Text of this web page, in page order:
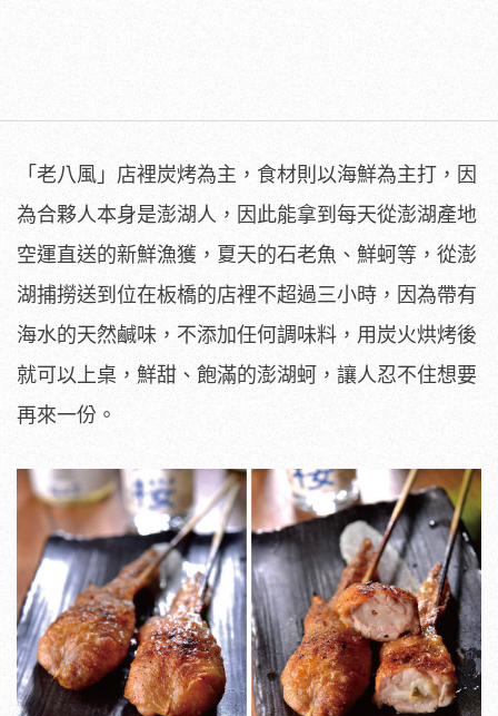
「老八風」店裡炭烤為主，食材則以海鮮為主打，因
為合夥人本身是澎湖人，因此能拿到每天從澎湖產地
空運直送的新鮮漁獲，夏天的石老魚、鮮蚵等，從澎
湖捕撈送到位在板橋的店裡不超過三小時，因為帶有
海水的天然鹹味，不添加任何調味料，用炭火烘烤後
就可以上桌，鮮甜、飽滿的澎湖蚵，讓人忍不住想要
再來一份。